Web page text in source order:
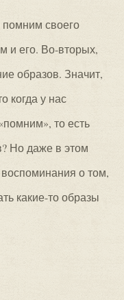
своего
и его. Во-вторых,
образов. Значит,
когда у нас
то есть
Но даже в этом
о том,
какие-то образы